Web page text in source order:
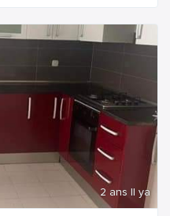
2 ans Il ya